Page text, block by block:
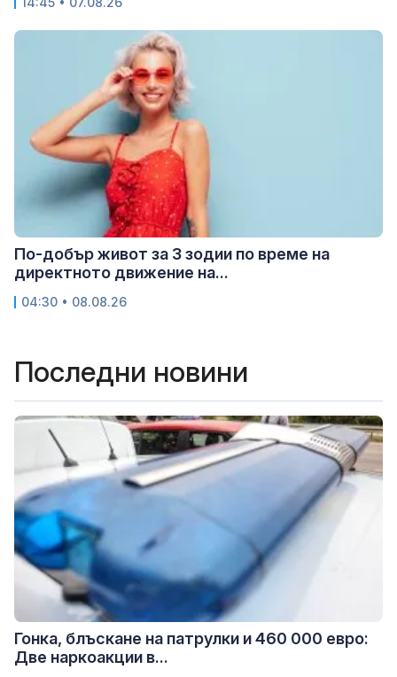
По-добър живот за 3 зодии по време на
директното движение на...
04:30 • 08.08.26
Последни новини
Гонка, блъскане на патрулки и 460 000 евро:
Две наркоакции в...